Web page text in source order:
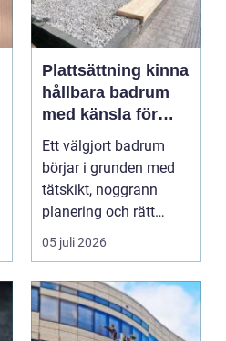
Plattsättning kinna
hållbara badrum
med känsla för
detaljer
Ett välgjort badrum
börjar i grunden med
tätskikt, noggrann
planering och rätt
plattsättning. När k...
05 juli 2026